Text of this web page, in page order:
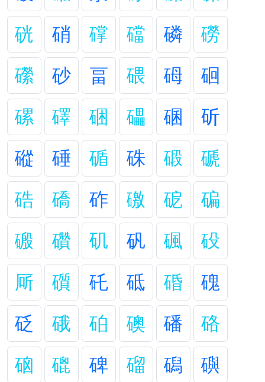
硄
硝 礃 礑 磷
磱
礯
砂 畐 碨 砪
硘
磥
礋 硱 礧 碅
斫
磫
硾 碷 硃 碫
磃
硞
礄 砟 礉 砨
碥
磤
礸 矶 矾 碸
砓
厛
礩 矺 砥 碈
磈
砭
硪 砶 礇 磻
硌
硇
磇 碑 磂 磶
礖